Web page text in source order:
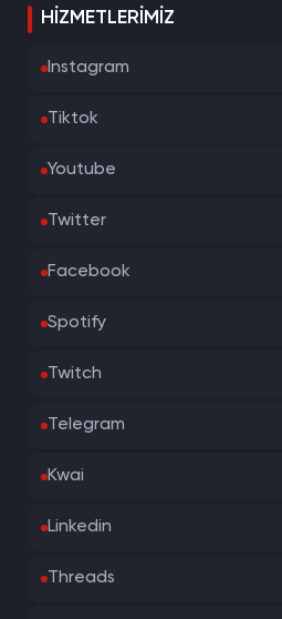
HIZMETLERIMIZ
Instagram
Tiktok
Youtube
Twitter
Facebook
Spotify
Twitch
Telegram
Kwai
Linkedin
Threads